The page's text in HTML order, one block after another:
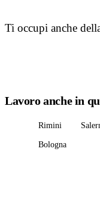
Ti occupi anche
Lavoro anche in
Rimini
Bologna